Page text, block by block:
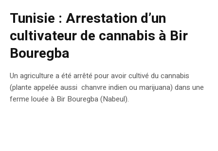
Tunisie : Arrestation d’un
cultivateur de cannabis à Bir
Bouregba
Un agriculture a été arrêté pour avoir cultivé du cannabis
(plante appelée aussi chanvre indien ou marijuana) dans une
ferme louée à Bir Bouregba (Nabeul).